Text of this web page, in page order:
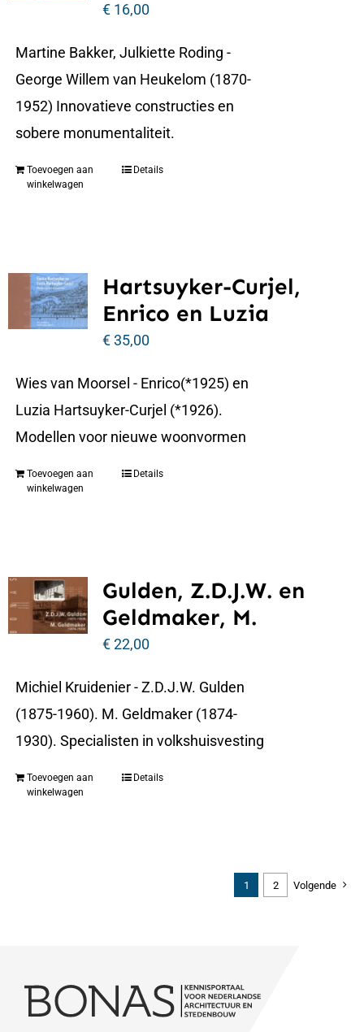
€16,00
Martine Bakker, Julkiette Roding -
George Willem van Heukelom (1870-
1952) Innovatieve constructies en
sobere monumentaliteit.
Toevoegen aan
winkelwagen
Details
Hartsuyker-Curjel,
Enrico en Luzia
€35,00
Wies van Moorsel - Enrico(*1925) en
Luzia Hartsuyker-Curjel (*1926).
Modellen voor nieuwe woonvormen
Toevoegen aan
winkelwagen
Details
Gulden, Z.D.J.W. en
Geldmaker, M.
€22,00
Michiel Kruidenier - Z.D.J.W. Gulden
(1875-1960). M. Geldmaker (1874-
1930). Specialisten in volkshuisvesting
Toevoegen aan
winkelwagen
Details
1 2 Volgende